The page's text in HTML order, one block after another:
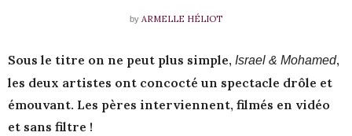
by ARMELLE HÉLIOT
Sous le titre on ne peut plus simple, Israel & Mohamed,
les deux artistes ont concocté un spectacle drôle et
émouvant. Les pères interviennent, filmés en vidéo
et sans filtre !